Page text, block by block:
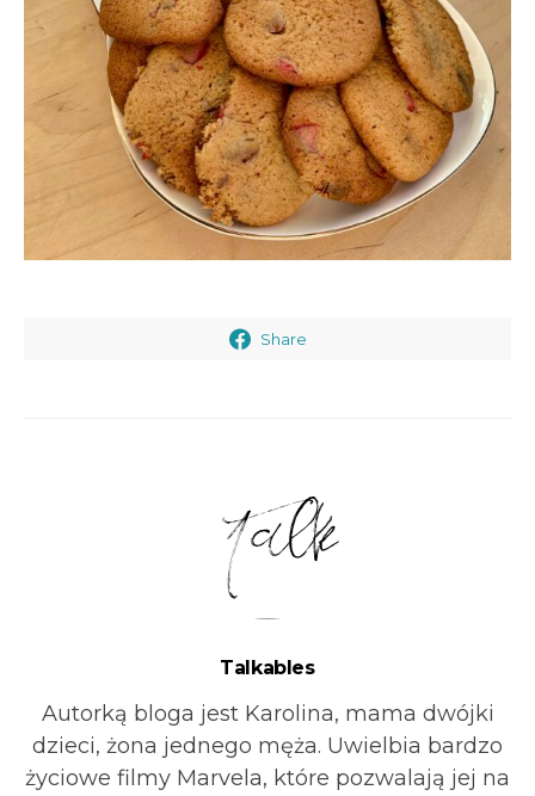
Share
Talkables
Autorką bloga jest Karolina, mama dwójki
dzieci, żona jednego męża. Uwielbia bardzo
życiowe filmy Marvela, które pozwalają jej na